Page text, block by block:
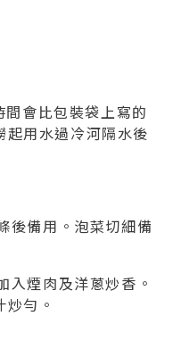
會比包裝袋上寫的
起用水過冷河隔水後
後備用。泡菜切細備
入煙肉及洋蔥炒香。
勻。